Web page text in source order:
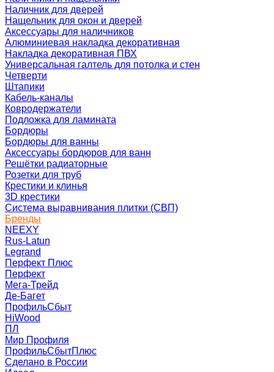
Наличник для дверей
Нащельник для окон и дверей
Аксессуары для наличников
Алюминиевая накладка декоративная
Накладка декоративная ПВХ
Универсальная галтель для потолка и стен
Четверти
Штапики
Кабель-каналы
Ковродержатели
Подложка для ламината
Бордюры
Бордюры для ванны
Аксессуары бордюров для ванн
Решётки радиаторные
Розетки для труб
Крестики и клинья
3D крестики
Система выравнивания плитки (СВП)
Бренды
NEEXY
Rus-Latun
Legrand
Перфект Плюс
Перфект
Мега-Трейд
Де-Багет
ПрофильСбыт
HiWood
ПЛ
Мир Профиля
ПрофильСбытПлюс
Сделано в России